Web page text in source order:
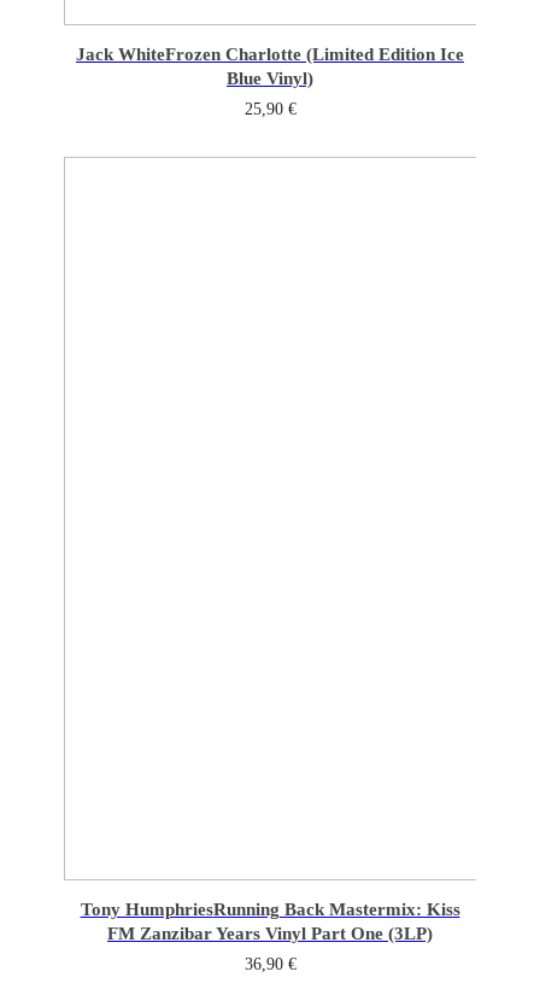
Jack WhiteFrozen Charlotte (Limited Edition Ice
Blue Vinyl)
25,90 €
Tony HumphriesRunning Back Mastermix: Kiss
FM Zanzibar Years Vinyl Part One (3LP)
36,90 €